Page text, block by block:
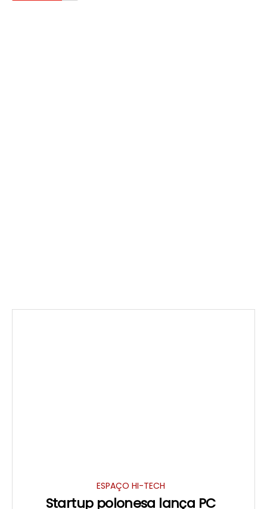
ESPAÇO HI-TECH
Startup polonesa lança PC